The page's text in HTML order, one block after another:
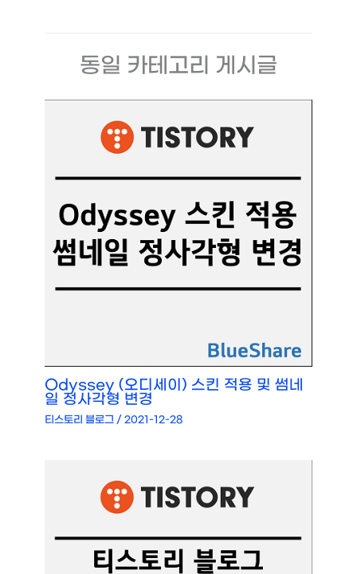
동일 카테고리 게시글
Odyssey (오디세이) 스킨 적용 및 썸네
일 정사각형 변경
티스토리 블로그 /2021-12-28